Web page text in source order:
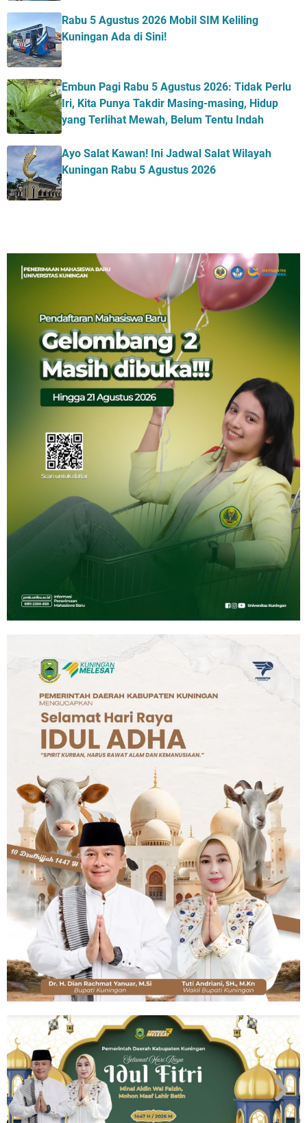
Rabu 5 Agustus 2026 Mobil SIM Keliling
Kuningan Ada di Sini!
Embun Pagi Rabu 5 Agustus 2026: Tidak Perlu
Iri, Kita Punya Takdir Masing-masing, Hidup
yang Terlihat Mewah, Belum Tentu Indah
Ayo Salat Kawan! Ini Jadwal Salat Wilayah
Kuningan Rabu 5 Agustus 2026